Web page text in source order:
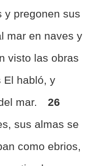
y pregonen sus
mar en naves y
visto las obras
El habló, y
mar.
26
sus almas se
como ebrios,